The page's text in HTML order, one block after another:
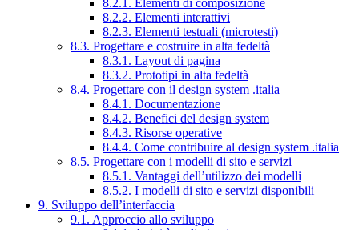
8.2.1. Elementi di composizione
8.2.2. Elementi interattivi
8.2.3. Elementi testuali (microtesti)
8.3. Progettare e costruire in alta fedeltà
8.3.1. Layout di pagina
8.3.2. Prototipi in alta fedeltà
8.4. Progettare con il design system .italia
8.4.1. Documentazione
8.4.2. Benefici del design system
8.4.3. Risorse operative
8.4.4. Come contribuire al design system .italia
8.5. Progettare con i modelli di sito e servizi
8.5.1. Vantaggi dell’utilizzo dei modelli
8.5.2. I modelli di sito e servizi disponibili
9. Sviluppo dell’interfaccia
9.1. Approccio allo sviluppo